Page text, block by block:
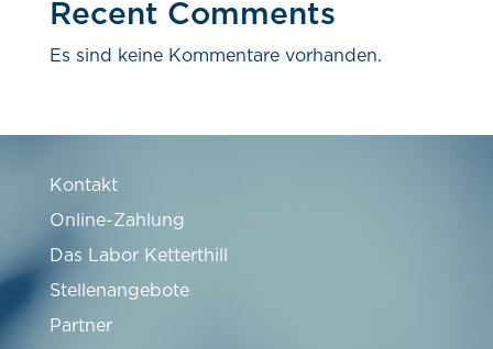
Recent Comments
Es sind keine Kommentare vorhanden.
Kontakt
Online-Zahlung
Das Labor Ketterthill
Stellenangebote
Partner